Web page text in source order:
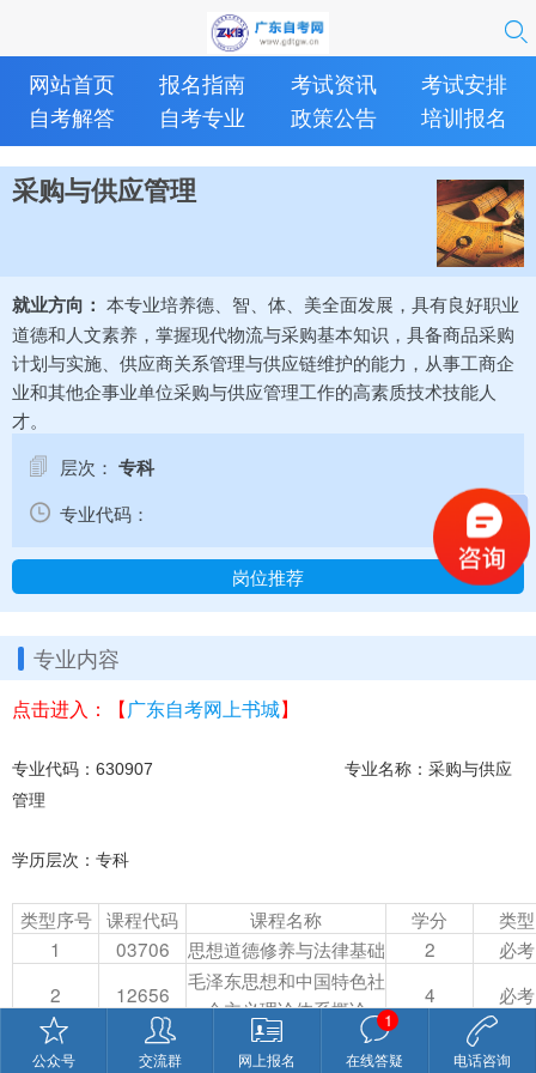
公众号 交流群 网上报名 在线答疑
1
电话咨询
网站首页 报名指南 考试资讯
考试安排
自考解答
自考专业 政策公告 培训报名
采购与供应管理
就业方向： 本专业培养德、智、体、美全面发展，具有良好职业
道德和人文素养，掌握现代物流与采购基本知识，具备商品采购
计划与实施、供应商关系管理与供应链维护的能力，从事工商企
业和其他企事业单位采购与供应管理工作的高素质技术技能人
才。
层次： 专科
专业代码：
岗位推荐
专业内容
点击进入：【广东自考网上书城】
专业代码：630907 专业名称：采购与供应
管理
学历层次：专科
类型序号 课程代码 课程名称 学分
类型
1
03706 思想道德修养与法律基础 2
必考
2
12656
毛泽东思想和中国特色社
会主义理论体系概论
4
必考
3
05361 物流数学